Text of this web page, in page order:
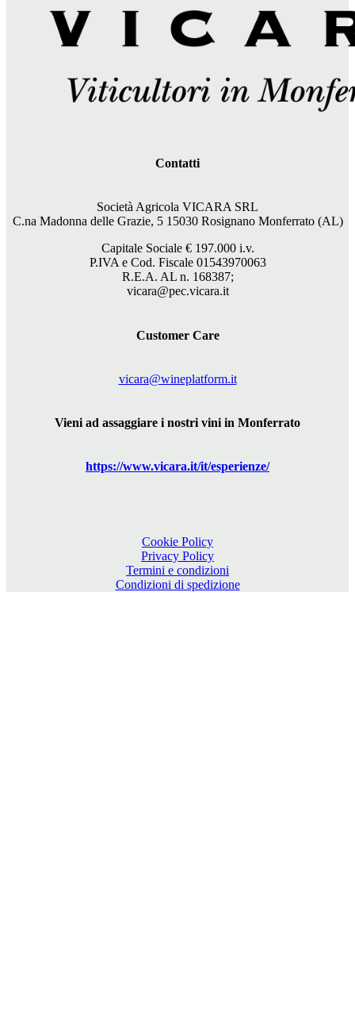
Contatti
Società Agricola VICARA SRL
C.na Madonna delle Grazie, 5 15030 Rosignano Monferrato (AL)
Capitale Sociale € 197.000i.v.
P.IVA e Cod. Fiscale 01543970063
R.E.A. AL n. 168387;
vicara@pec.vicara.it
Customer Care
vicara@wineplatform.it
Vieni ad assaggiare i nostri vini in Monferrato
https://www.vicara.it/it/esperienze/
Cookie Policy
Privacy Policy
Termini e condizioni
Condizioni di spedizione